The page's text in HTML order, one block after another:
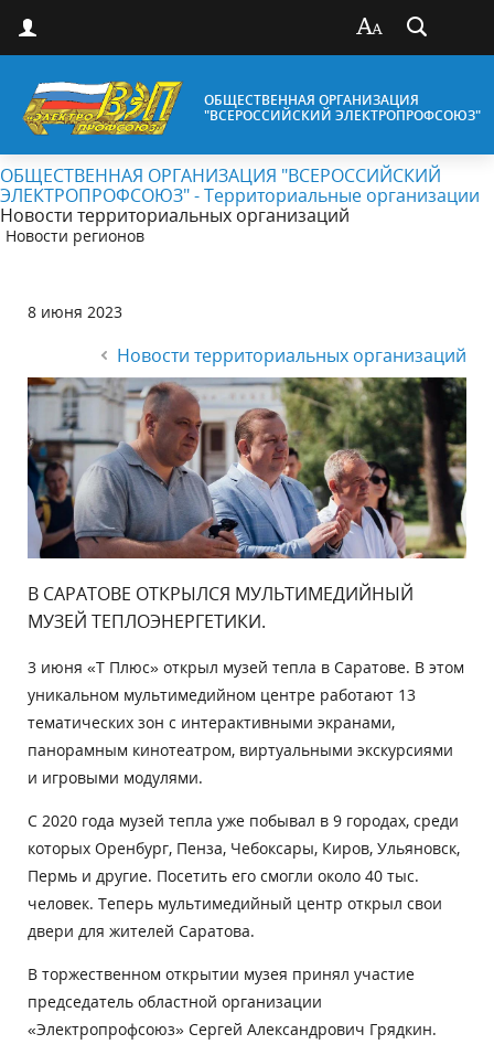
ОБЩЕСТВЕННАЯ ОРГАНИЗАЦИЯ
"ВСЕРОССИЙСКИЙ ЭЛЕКТРОПРОФСОЮЗ"
ОБЩЕСТВЕННАЯ ОРГАНИЗАЦИЯ "ВСЕРОССИЙСКИЙ
ЭЛЕКТРОПРОФСОЮЗ" - Территориальные организации
Новости территориальных организаций
Новости регионов
8 июня 2023
Новости территориальных организаций
В САРАТОВЕ ОТКРЫЛСЯ МУЛЬТИМЕДИЙНЫЙ
МУЗЕЙ ТЕПЛОЭНЕРГЕТИКИ.
3 июня «Т Плюс» открыл музей тепла в Саратове. В этом
уникальном мультимедийном центре работают 13
тематических зон с интерактивными экранами,
панорамным кинотеатром, виртуальными экскурсиями
и игровыми модулями.
С 2020 года музей тепла уже побывал в 9 городах, среди
которых Оренбург, Пенза, Чебоксары, Киров, Ульяновск,
Пермь и другие. Посетить его смогли около 40 тыс.
человек. Теперь мультимедийный центр открыл свои
двери для жителей Саратова.
В торжественном открытии музея принял участие
председатель областной организации
«Электропрофсоюз» Сергей Александрович Грядкин.